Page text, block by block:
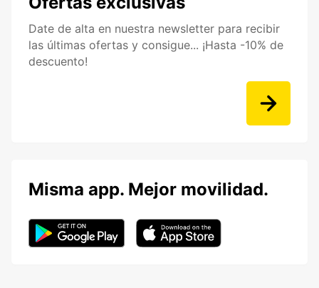
Date de alta en nuestra newsletter para recibir
las últimas ofertas y consigue... ¡Hasta -10% de
descuento!
Misma app. Mejor movilidad.